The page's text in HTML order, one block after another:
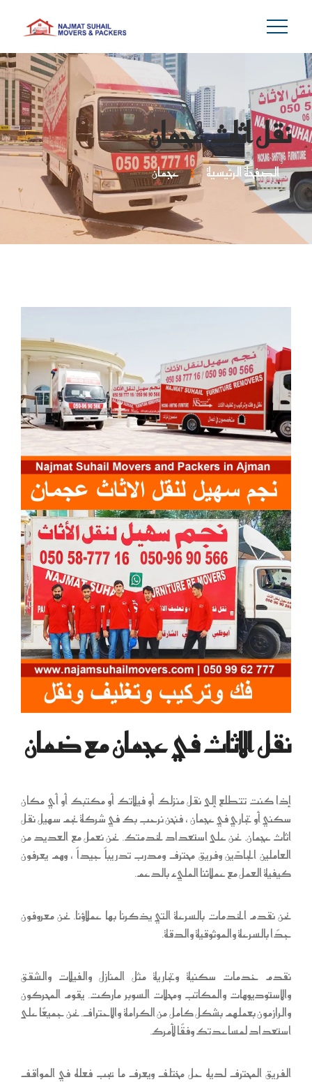
نقل اثاث عجمان
الصفحة الرئيسية عجمان
نقل الاثاث في عجمان مع ضمان
إذا كنت تتطلع إلى نقل منزلك أو فيلاتك أو مكتبك أو أي مكان
سكني أو تجاري في عجمان ، فنحن نرحب بك في شركة نجم سهيل نقل
اثاث عجمان. نحن على استعداد لخدمتك. نحن نعمل مع العديد من
العاملين الجادّين وفريق محترف ومدرب تدريباً جيداً ، وهم يعرفون
كيفية العمل مع عملائنا المليء بالدعم.
نحن نقدم الخدمات بالسرعة التي يذكرنا بها عملاؤنا. نحن معروفون
جدًا بالسرعة والموثوقية والدقة.
نقدم خدمات سكنية وتجارية مثل المنازل والفيلات والشقق
والاستوديوهات والمكاتب ومحلات السوبر ماركت. يقوم المحركون
والرازمون بعملهم بشكل كامل من الكرامة والاحتراف. نحن جميعًا على
استعداد لمساعدتك وفقًا لأمرك.
الفريق المحترف لديه حل مختلف ويعرف ما يجب فعله في المواقف